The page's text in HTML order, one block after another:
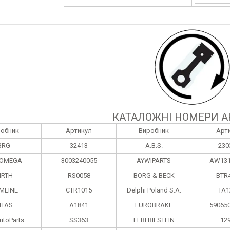
КАТАЛОЖНІ НОМЕРИ
Артикул Виробник
32413 A.B.S.
3003240055 AYWIPARTS
RS0058 BORG & BECK
CTR1015 Delphi Poland S.А.
A1841 EUROBRAKE
SS363 FEBI BILSTEIN